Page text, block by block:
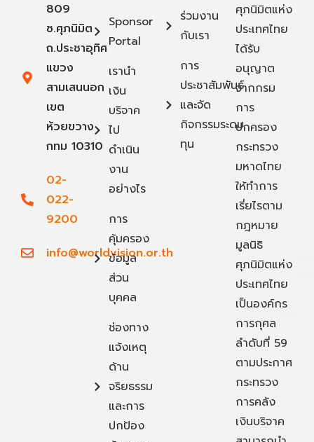
809
ซ.ศุภนิมิต
ถ.ประชาอุทิศ
แขวง
สามเสนนอก
เขต
ห้วยขวาง
กทม 10310
02-
022-
9200
info@worldvision.or.th
Sponsor
Portal
เรานำ
เงิน
บริจาค
ไป
ดำเนิน
งาน
อย่างไร
การ
คุ้มครอง
ข้อมูล
ส่วน
บุคคล
ช่องทาง
แจ้งเหตุ
ด้าน
จริยธรรม
และการ
ปกป้อง
ร่วมงาน
กับเรา
การ
ประชาสัมพันธ์
และจัด
กิจกรรมระดม
ทุน
ศุภนิมิตแห่ง
ประเทศไทย
ได้รับ
อนุญาต
จากกรม
การ
ปกครอง
กระทรวง
มหาดไทย
ให้ทำการ
เรี่ยไรตาม
กฎหมาย
มูลนิธิ
ศุภนิมิตแห่ง
ประเทศไทย
เป็นองค์กร
การกุศล
ลำดับที่ 59
ตามประกาศ
กระทรวง
การคลัง
เงินบริจาค